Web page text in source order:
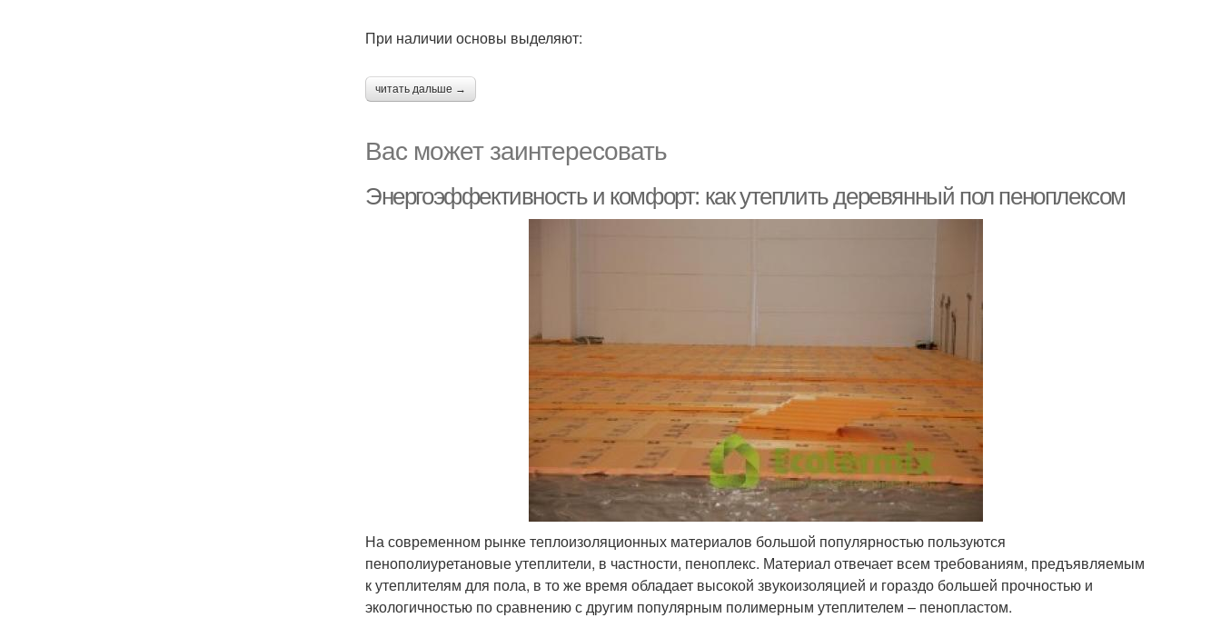
При наличии основы выделяют:
читать дальше →
Вас может заинтересовать
Энергоэффективность и комфорт: как утеплить деревянный пол пеноплексом
На современном рынке теплоизоляционных материалов большой популярностью пользуются
пенополиуретановые утеплители, в частности, пеноплекс. Материал отвечает всем требованиям, предъявляемым
к утеплителям для пола, в то же время обладает высокой звукоизоляцией и гораздо большей прочностью и
экологичностью по сравнению с другим популярным полимерным утеплителем – пенопластом.